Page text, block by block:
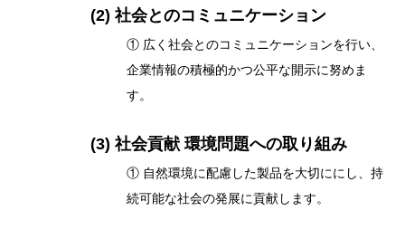
(2) 社会とのコミュニケーション
① 広く社会とのコミュニケーションを行い、
企業情報の積極的かつ公平な開示に努めま
す。
(3) 社会貢献 環境問題への取り組み
① 自然環境に配慮した製品を大切ににし、持
続可能な社会の発展に貢献します。